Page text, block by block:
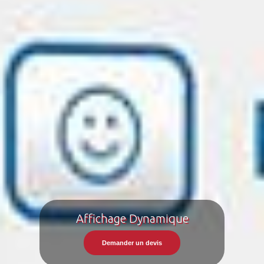
Affichage Dynamique
Demander un devis